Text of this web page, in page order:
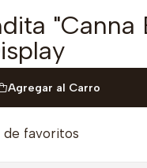
Agregar al Carro
de favoritos